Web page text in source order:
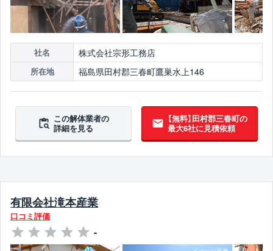
社名 株式会社宗形工務店
所在地 福島県田村郡三春町鷹巣水上146
この解体業者の
詳細を見る
【無料】田村郡三春町の
最大6社に見積依頼
有限会社滝本産業
口コミ評価
-